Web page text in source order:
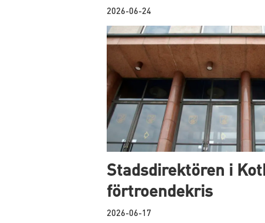
2026-06-24
Stadsdirektören i
förtroendekris
2026-06-17